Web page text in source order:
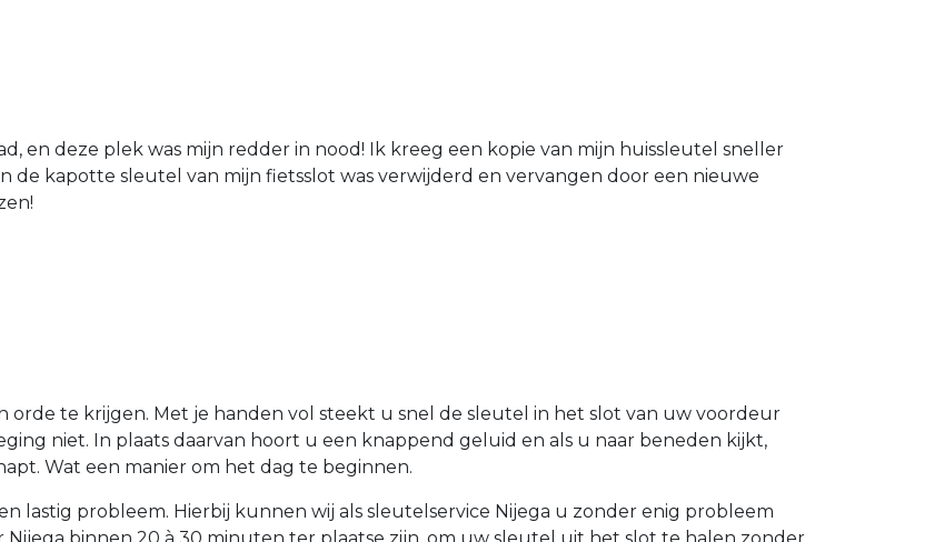
en deze plek was mijn redder in nood! Ik kreeg een kopie van mijn huissleutel sneller
de kapotte sleutel van mijn fietsslot was verwijderd en vervangen door een nieuwe
orde te krijgen. Met je handen vol steekt u snel de sleutel in het slot van uw voordeur
niet. In plaats daarvan hoort u een knappend geluid en als u naar beneden kijkt,
Wat een manier om het dag te beginnen.
lastig probleem. Hierbij kunnen wij als sleutelservice Nijega u zonder enig probleem